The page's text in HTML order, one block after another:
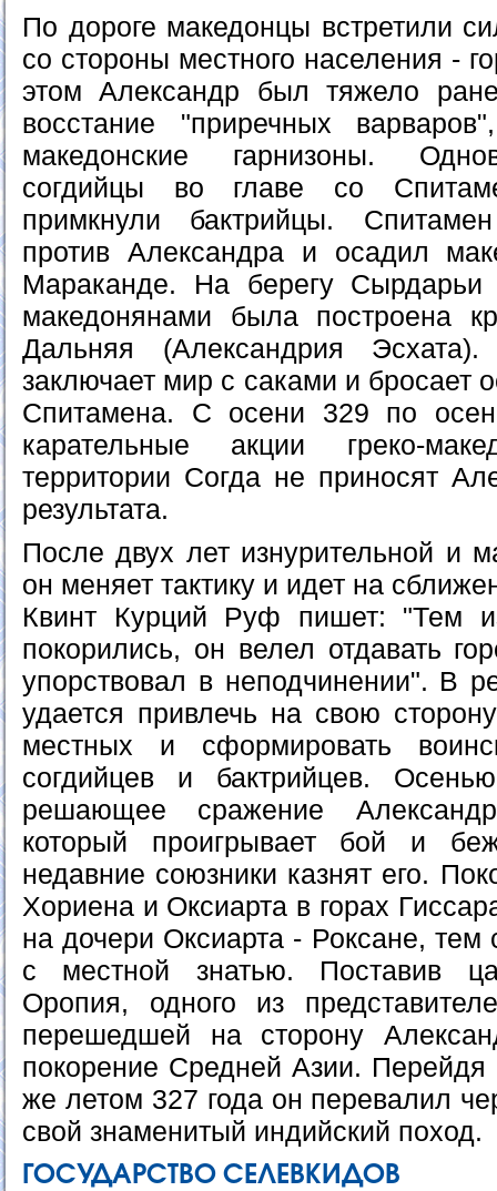
По дороге македонцы встретили
со стороны местного населения -
этом Александр был тяжело
восстание "приречных
македонские гарнизоны.
согдийцы во главе со
примкнули бактрийцы.
против Александра и осадил
Мараканде. На берегу Сырдарьи
македонянами была построена
Дальняя (Александрия
заключает мир с саками и бросает
Спитамена. С осени 329 по
карательные акции греко-
территории Согда не приносят
результата.
После двух лет изнурительной и
он меняет тактику и идет на
Квинт Курций Руф пишет: "Тем
покорились, он велел отдавать
упорствовал в неподчинении". В
удается привлечь на свою
местных и сформировать
согдийцев и бактрийцев.
решающее сражение
который проигрывает бой и
недавние союзники казнят его.
Хориена и Оксиарта в горах
на дочери Оксиарта - Роксане,
с местной знатью. Поставив
Оропия, одного из
перешедшей на сторону
покорение Средней Азии.
же летом 327 года он перевалил
свой знаменитый индийский поход.
ГОСУДАРСТВО СЕЛЕВКИДОВ